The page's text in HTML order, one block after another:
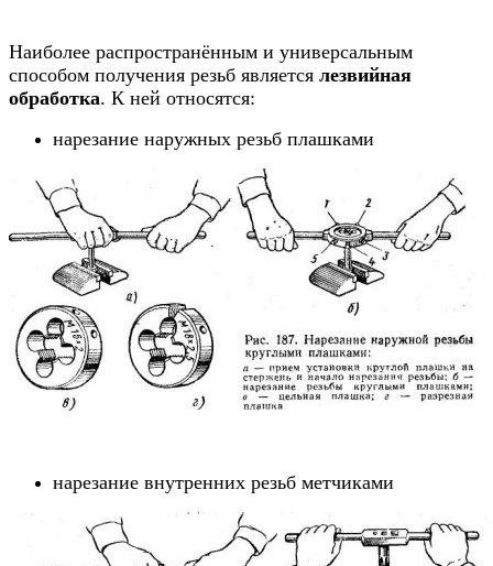
Наиболее распространённым и универсальным
способом получения резьб является лезвийная
обработка. К ней относятся:
нарезание наружных резьб плашками
нарезание внутренних резьб метчиками